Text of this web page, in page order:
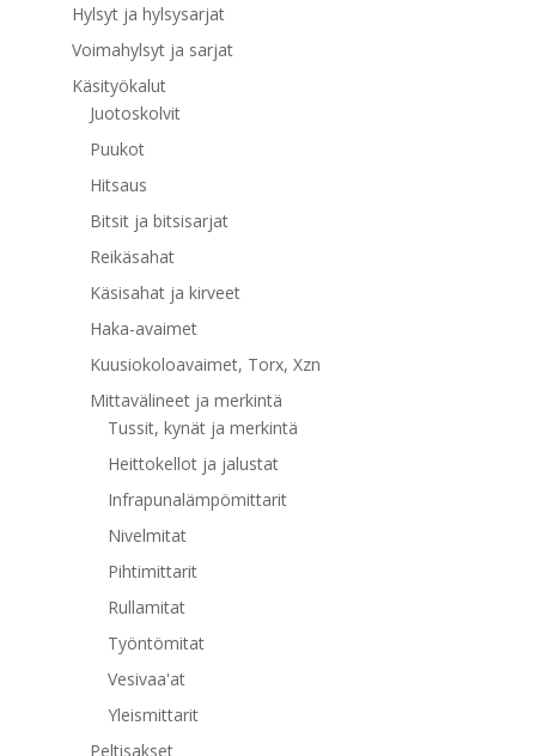
Hylsyt ja hylsysarjat
Voimahylsyt ja sarjat
Käsityökalut
Juotoskolvit
Puukot
Hitsaus
Bitsit ja bitsisarjat
Reikäsahat
Käsisahat ja kirveet
Haka-avaimet
Kuusiokoloavaimet, Torx, Xzn
Mittavälineet ja merkintä
Tussit, kynät ja merkintä
Heittokellot ja jalustat
Infrapunalämpömittarit
Nivelmitat
Pihtimittarit
Rullamitat
Työntömitat
Vesivaa'at
Yleismittarit
Peltisakset